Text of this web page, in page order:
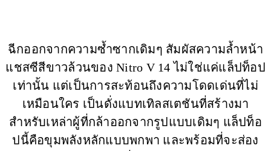
ฉีกออกจากความซ้ำซากเดิมๆ สัมผัสความล้ำหน้า
แชสซีสีขาวล้วนของ Nitro V 14 ไม่ใช่แค่แล็ปท็อป
เท่านั้น แต่เป็นการสะท้อนถึงความโดดเด่นที่ไม่
เหมือนใคร เป็นดั่งแบทเทิลสเตชันที่สร้างมา
สำหรับเหล่าผู้ที่กล้าออกจากรูปแบบเดิมๆ แล็ปท็อ
ปนี้คือขุมพลังหลักแบบพกพา และพร้อมที่จะส่อง